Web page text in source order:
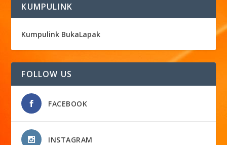
KUMPULINK
Kumpulink BukaLapak
FOLLOW US
FACEBOOK
INSTAGRAM